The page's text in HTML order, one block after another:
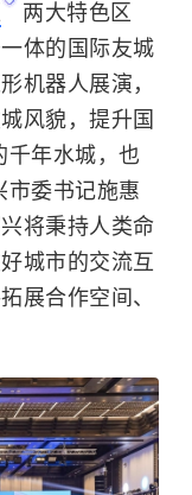
两大特色区
体的国际友城
机器人展演，
风貌，提升国
千年水城，也
市委书记施惠
将秉持人类命
城市的交流互
展合作空间、